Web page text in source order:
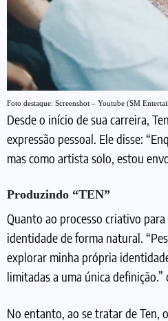
Foto destaque: Screenshot – Youtube (SM
Desde o início de sua carreira,
expressão pessoal. Ele disse:
mas como artista solo, estou
Produzindo “TEN”
Quanto ao processo criativo
identidade de forma natural.
explorar minha própria
limitadas a uma única definição.”
No entanto, ao se tratar de Ten,